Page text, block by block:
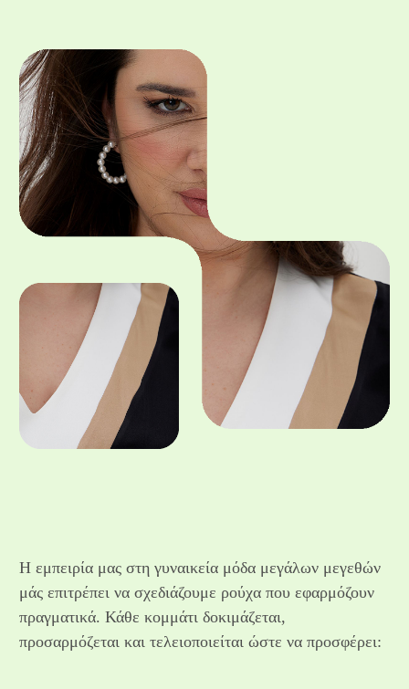
Η εμπειρία μας στη γυναικεία μόδα μεγάλων μεγεθών
μάς επιτρέπει να σχεδιάζουμε ρούχα που εφαρμόζουν
πραγματικά. Κάθε κομμάτι δοκιμάζεται,
προσαρμόζεται και τελειοποιείται ώστε να προσφέρει: